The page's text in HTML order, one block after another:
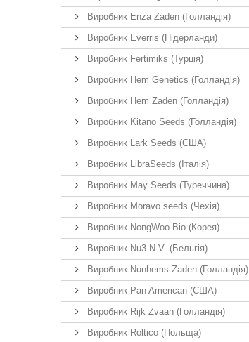
Виробник Enza Zaden (Голландія)
Виробник Everris (Нідерланди)
Виробник Fertimiks (Турція)
Виробник Hem Genetics (Голландія)
Виробник Hem Zaden (Голландія)
Виробник Kitano Seeds (Голландія)
Виробник Lark Seeds (США)
Виробник LibraSeeds (Італія)
Виробник May Seeds (Туреччина)
Виробник Moravo seeds (Чехія)
Виробник NongWoo Bio (Корея)
Виробник Nu3 N.V. (Бельгія)
Виробник Nunhems Zaden (Голландія)
Виробник Pan American (США)
Виробник Rijk Zvaan (Голландія)
Виробник Roltico (Польща)